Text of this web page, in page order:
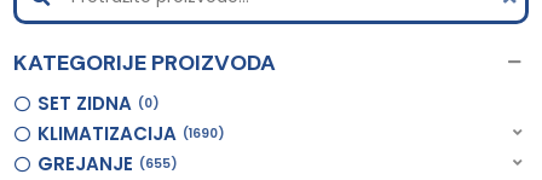
KATEGORIJE PROIZVODA
SET ZIDNA 0
KLIMATIZACIJA 1690
GREJANJE 655